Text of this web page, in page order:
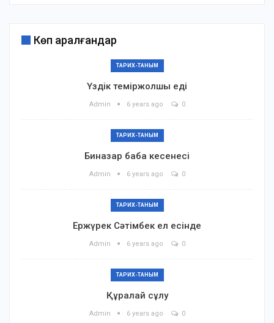
Көп қаралғандар
ТАРИХ-ТАНЫМ
Үздік теміржолшы еді
Admin 6 years ago 0
ТАРИХ-ТАНЫМ
Биназар баба кесенесі
Admin 6 years ago 0
ТАРИХ-ТАНЫМ
Ержүрек Сәтімбек ел есінде
Admin 6 years ago 0
ТАРИХ-ТАНЫМ
Құралай сұлу
Admin 6 years ago 0